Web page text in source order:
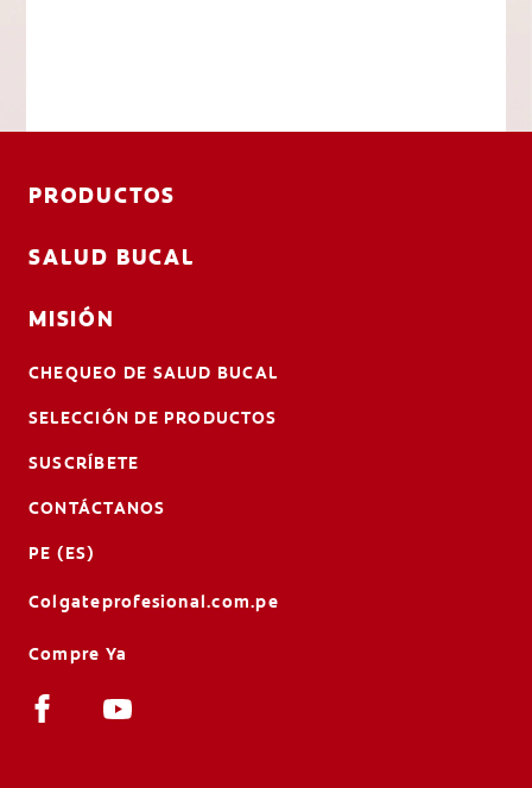
PRODUCTOS
SALUD BUCAL
MISIÓN
CHEQUEO DE SALUD BUCAL
SELECCIÓN DE PRODUCTOS
SUSCRÍBETE
CONTÁCTANOS
PE (ES)
Colgateprofesional.com.pe
Compre Ya